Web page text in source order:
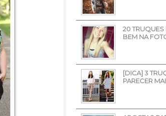
20 TRUQUES
BEM NA
[DICA] 3
PARECER